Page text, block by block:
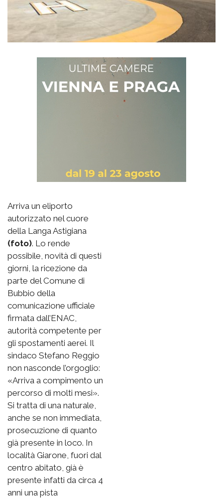
Arriva un eliporto
autorizzato nel cuore
della Langa Astigiana
(foto). Lo rende
possibile, novità di questi
giorni, la ricezione da
parte del Comune di
Bubbio della
comunicazione ufficiale
firmata dall’ENAC,
autorità competente per
gli spostamenti aerei. Il
sindaco Stefano Reggio
non nasconde l’orgoglio:
«Arriva a compimento un
percorso di molti mesi».
Si tratta di una naturale,
anche se non immediata,
prosecuzione di quanto
già presente in loco. In
località Giarone, fuori dal
centro abitato, già è
presente infatti da circa 4
anni una pista